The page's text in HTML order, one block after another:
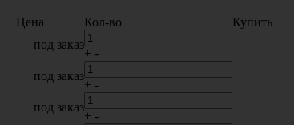
Цена Кол-во
Купить
под заказ
+ -
под заказ
+ -
под заказ
+ -